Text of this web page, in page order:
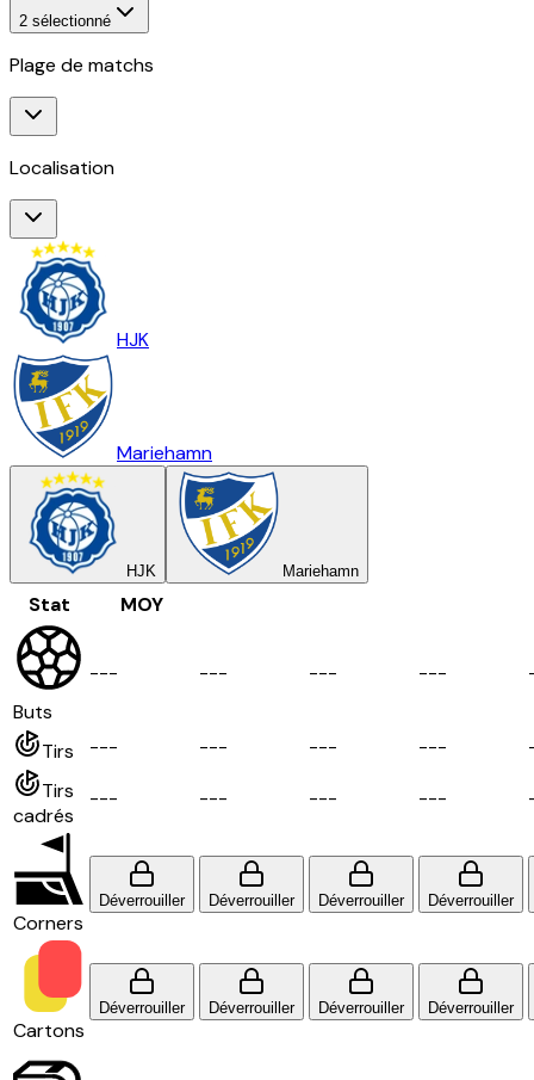
2 sélectionné
Plage de matchs
Localisation
HJK
Mariehamn
HJK Mariehamn
Stat MOY
Buts
--- --- --- ---
Tirs --- --- --- ---
Tirs
cadrés
--- --- --- ---
Corners
Déverrouiller Déverrouiller Déverrouiller Déverrouiller
Cartons
Déverrouiller Déverrouiller Déverrouiller Déverrouiller